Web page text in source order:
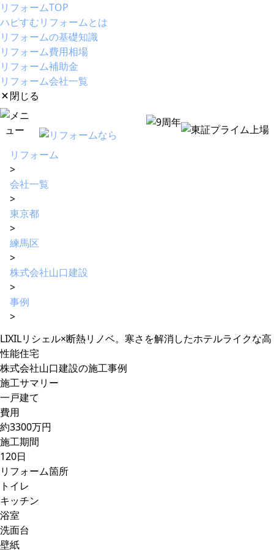
リフォームTOP
ハピすむリフォームとは
リフォームの基礎知識
リフォーム費用相場
リフォーム補助金
リフォーム会社一覧
閉じる
リフォーム
>
会社一覧
>
東京都
>
練馬区
>
株式会社山口建設
>
事例
>
LIXILリシェル×断熱リノベ。寒さを解消したホテルライクな高
性能住宅
株式会社山口建設の施工事例
施工サマリー
一戸建て
費用
約3300万円
施工期間
120日
リフォーム箇所
トイレ
キッチン
浴室
洗面台
壁紙